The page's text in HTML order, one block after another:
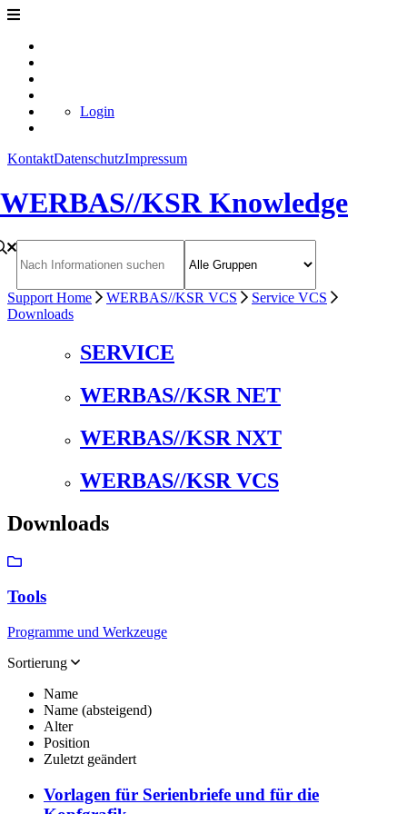
Login
KontaktDatenschutzImpressum
WERBAS//KSR Knowledge
Support Home WERBAS//KSR VCS
Service VCS
Downloads
SERVICE
WERBAS//KSR NET
WERBAS//KSR NXT
WERBAS//KSR VCS
Downloads
Tools
Programme und Werkzeuge
Sortierung
Name
Name (absteigend)
Alter
Position
Zuletzt geändert
Vorlagen für Serienbriefe und für die